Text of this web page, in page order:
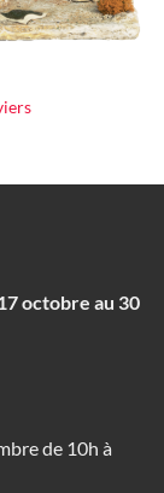
octobre au 30
de 10h à